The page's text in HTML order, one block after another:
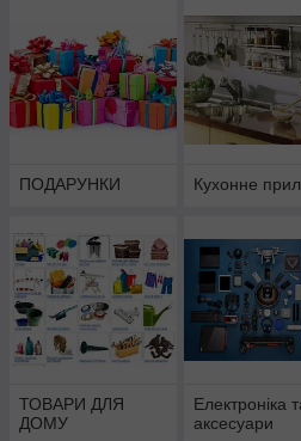
ПОДАРУНКИ Кухонне
ТОВАРИ ДЛЯ
ДОМУ
Електроніка
аксесуари